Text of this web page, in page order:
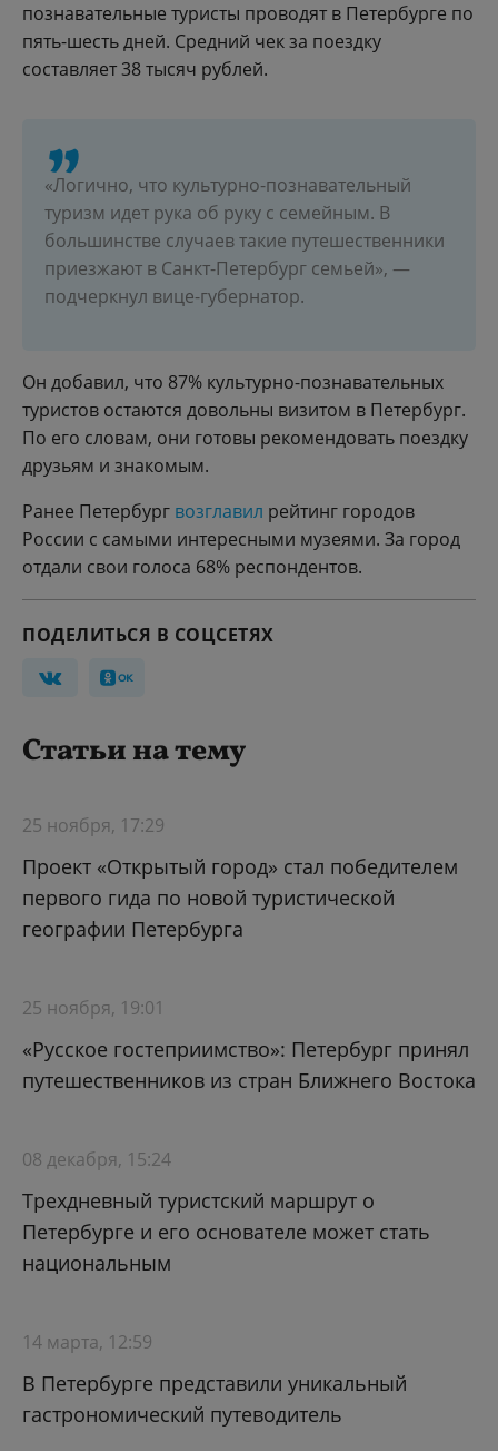
познавательные туристы проводят в Петербурге по
пять-шесть дней. Средний чек за поездку
составляет 38 тысяч рублей.
«Логично, что культурно-познавательный
туризм идет рука об руку с семейным. В
большинстве случаев такие путешественники
приезжают в Санкт-Петербург семьей», —
подчеркнул вице-губернатор.
Он добавил, что 87% культурно-познавательных
туристов остаются довольны визитом в Петербург.
По его словам, они готовы рекомендовать поездку
друзьям и знакомым.
Ранее Петербург возглавил рейтинг городов
России с самыми интересными музеями. За город
отдали свои голоса 68% респондентов.
ПОДЕЛИТЬСЯ В СОЦСЕТЯХ
Статьи на тему
25 ноября, 17:29
Проект «Открытый город» стал победителем
первого гида по новой туристической
географии Петербурга
25 ноября, 19:01
«Русское гостеприимство»: Петербург принял
путешественников из стран Ближнего Востока
08 декабря, 15:24
Трехдневный туристский маршрут о
Петербурге и его основателе может стать
национальным
14 марта, 12:59
В Петербурге представили уникальный
гастрономический путеводитель